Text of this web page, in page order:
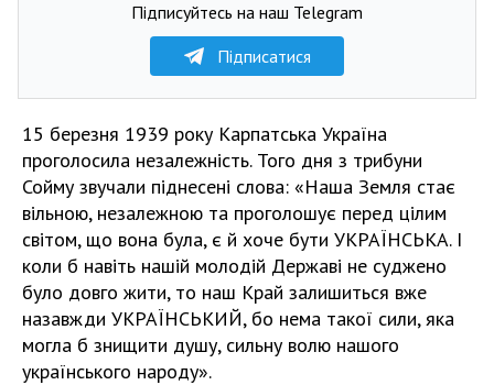
Підписуйтесь на наш Telegram
Підписатися
15 березня 1939 року Карпатська Україна
проголосила незалежність. Того дня з трибуни
Сойму звучали піднесені слова: «Наша Земля стає
вільною, незалежною та проголошує перед цілим
світом, що вона була, є й хоче бути УКРАЇНСЬКА. І
коли б навіть нашій молодій Державі не суджено
було довго жити, то наш Край залишиться вже
назавжди УКРАЇНСЬКИЙ, бо нема такої сили, яка
могла б знищити душу, сильну волю нашого
українського народу».